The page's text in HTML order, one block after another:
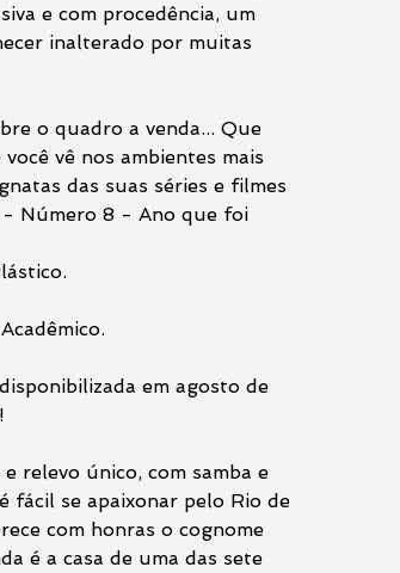
e com procedência, um
inalterado por muitas
o quadro a venda... Que
vê nos ambientes mais
das suas séries e filmes
Número 8 - Ano que foi
em agosto de
relevo único, com samba e
fácil se apaixonar pelo Rio de
com honras o cognome
é a casa de uma das sete